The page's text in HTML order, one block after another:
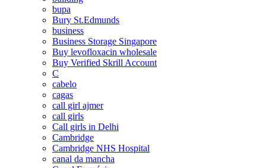
bupa
Bury St.Edmunds
business
Business Storage Singapore
Buy levofloxacin wholesale
Buy Verified Skrill Account
C
cabelo
cagas
call girl ajmer
call girls
Call girls in Delhi
Cambridge
Cambridge NHS Hospital
canal da mancha